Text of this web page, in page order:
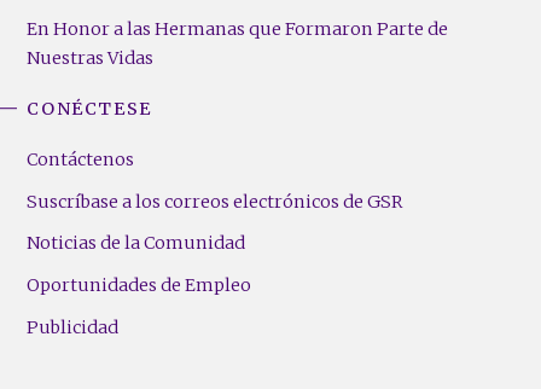
En Honor a las Hermanas que Formaron Parte de
Nuestras Vidas
CONÉCTESE
Contáctenos
Suscríbase a los correos electrónicos de GSR
Noticias de la Comunidad
Oportunidades de Empleo
Publicidad